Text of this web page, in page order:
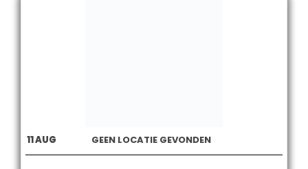
11AUG GEEN LOCATIE GEVONDEN